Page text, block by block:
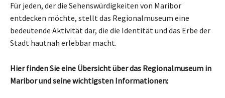
Für jeden, der die Sehenswürdigkeiten von Maribor
entdecken möchte, stellt das Regionalmuseum eine
bedeutende Aktivität dar, die die Identität und das Erbe der
Stadt hautnah erlebbar macht.
Hier finden Sie eine Übersicht über das Regionalmuseum in
Maribor und seine wichtigsten Informationen: